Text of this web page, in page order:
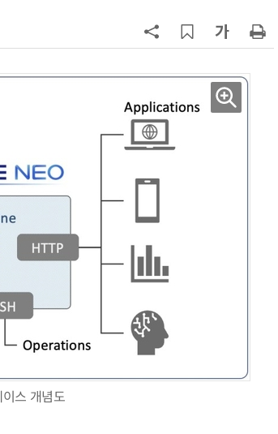
스 개념도
강 동력 꺼져간다
원 구형 태양전지 IEC 국제표준 개발
과제 공식 승인
국산 CSP사 '마켓플레이스' 커졌
다…5개사 등록 솔루션 1439개
10
앤트로픽·오픈AI 이어 메타도…AI
가 통제 벗어나 외부 해킹